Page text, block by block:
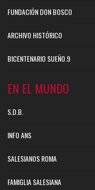
FUNDACIÓN DON BOSCO
ARCHIVO HISTÓRICO
BICENTENARIO SUEÑO.9
EN EL MUNDO
S.D.B.
INFO ANS
SALESIANOS ROMA
FAMIGLIA SALESIANA